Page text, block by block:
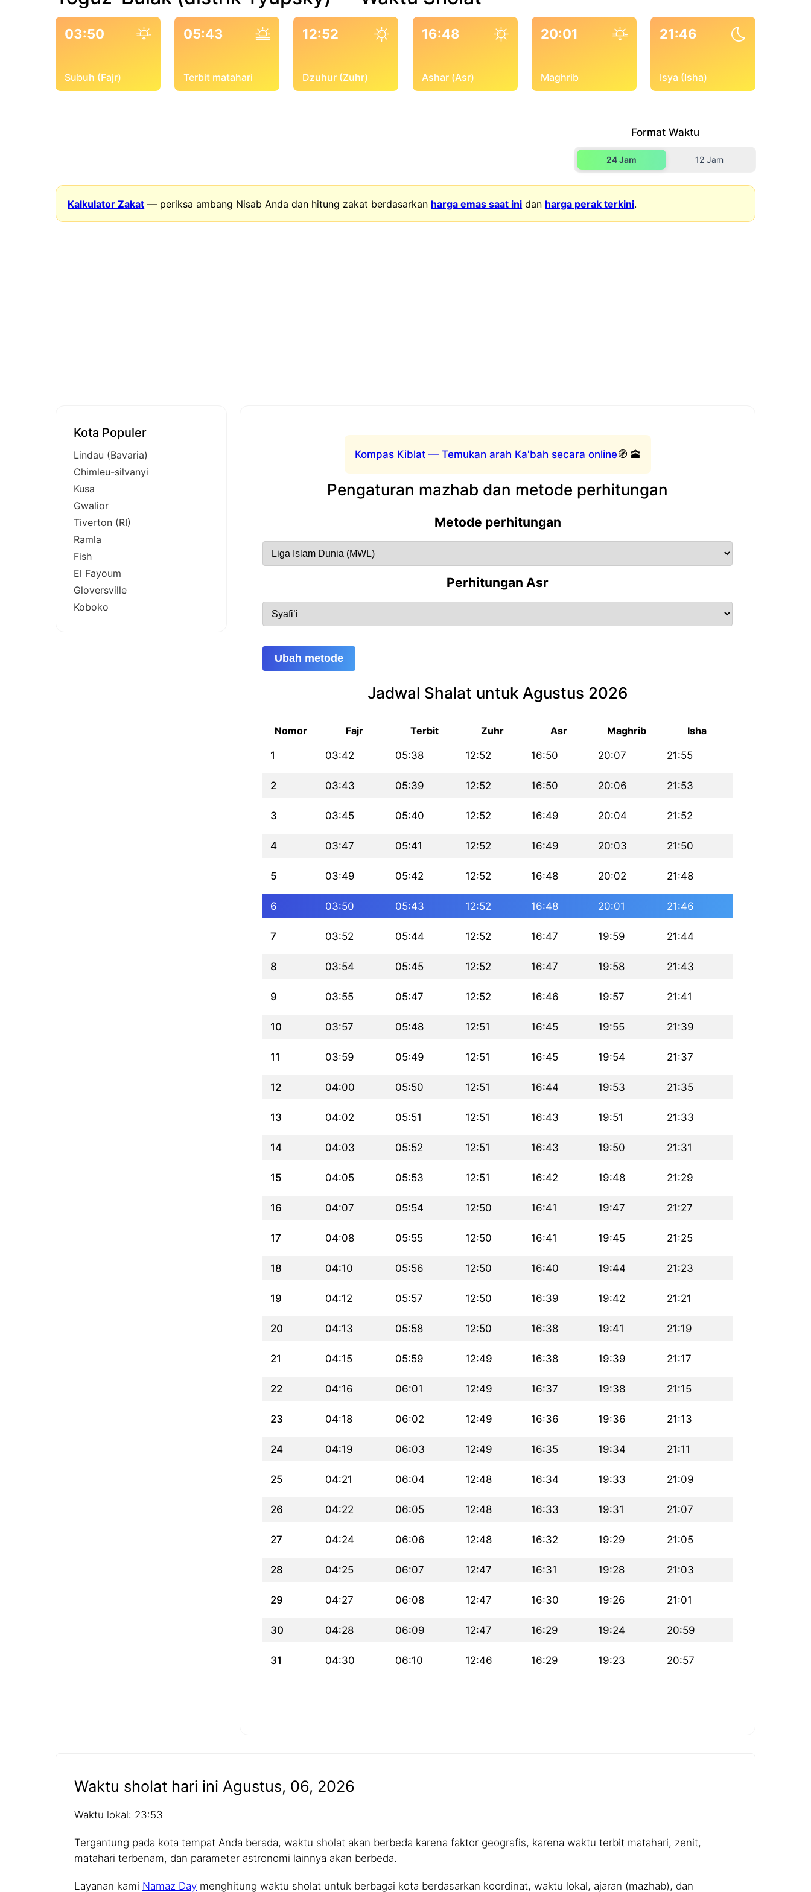
03:50
Subuh (Fajr)
05:43
Terbit matahari
12:52
Dzuhur (Zuhr)
16:48
Ashar (Asr)
20:01
Maghrib
21:46
Isya (Isha)
Format Waktu
24 Jam 12 Jam
Kalkulator Zakat — periksa ambang Nisab Anda dan hitung zakat berdasarkan harga emas saat ini dan harga perak terkini.
Kompas Kiblat — Temukan arah Ka'bah secara online🧭 🕋
Pengaturan mazhab dan metode perhitungan
Metode perhitungan
Perhitungan Asr
Ubah metode
Jadwal Shalat untuk Agustus 2026
Nomor Fajr Terbit Zuhr Asr Maghrib Isha
1 03:42 05:38 12:52 16:50 20:07 21:55
2 03:43 05:39 12:52 16:50 20:06 21:53
3 03:45 05:40 12:52 16:49 20:04 21:52
4 03:47 05:41 12:52 16:49 20:03 21:50
5 03:49 05:42 12:52 16:48 20:02 21:48
6 03:50 05:43 12:52 16:48 20:01 21:46
7 03:52 05:44 12:52 16:47 19:59 21:44
8 03:54 05:45 12:52 16:47 19:58 21:43
9 03:55 05:47 12:52 16:46 19:57 21:41
10 03:57 05:48 12:51 16:45 19:55 21:39
11 03:59 05:49 12:51 16:45 19:54 21:37
12 04:00 05:50 12:51 16:44 19:53 21:35
13 04:02 05:51 12:51 16:43 19:51 21:33
14 04:03 05:52 12:51 16:43 19:50 21:31
15 04:05 05:53 12:51 16:42 19:48 21:29
16 04:07 05:54 12:50 16:41 19:47 21:27
17 04:08 05:55 12:50 16:41 19:45 21:25
18 04:10 05:56 12:50 16:40 19:44 21:23
19 04:12 05:57 12:50 16:39 19:42 21:21
20 04:13 05:58 12:50 16:38 19:41 21:19
21 04:15 05:59 12:49 16:38 19:39 21:17
22 04:16 06:01 12:49 16:37 19:38 21:15
23 04:18 06:02 12:49 16:36 19:36 21:13
24 04:19 06:03 12:49 16:35 19:34 21:11
25 04:21 06:04 12:48 16:34 19:33 21:09
26 04:22 06:05 12:48 16:33 19:31 21:07
27 04:24 06:06 12:48 16:32 19:29 21:05
28 04:25 06:07 12:47 16:31 19:28 21:03
29 04:27 06:08 12:47 16:30 19:26 21:01
30 04:28 06:09 12:47 16:29 19:24 20:59
31 04:30 06:10 12:46 16:29 19:23 20:57
Kota Populer
Lindau (Bavaria)
Chimleu-silvanyi
Kusa
Gwalior
Tiverton (RI)
Ramla
Fish
El Fayoum
Gloversville
Koboko
Waktu sholat hari ini Agustus, 06, 2026
Waktu lokal: 23:53
Tergantung pada kota tempat Anda berada, waktu sholat akan berbeda karena faktor geografis, karena waktu terbit matahari, zenit,
matahari terbenam, dan parameter astronomi lainnya akan berbeda.
Layanan kami Namaz Day menghitung waktu sholat untuk berbagai kota berdasarkan koordinat, waktu lokal, ajaran (mazhab), dan